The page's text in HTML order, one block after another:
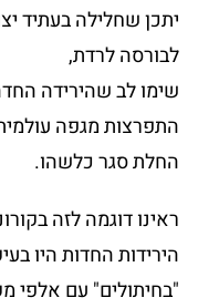
יתכן שחלילה בעתיד
לבורסה לרדת,
שימו לב שהירידה
התפרצות מגפה
החלת סגר כלשהו.
ראינו דוגמה לזה
הירידות החדות היו
"בחיתולים" עם אלפי